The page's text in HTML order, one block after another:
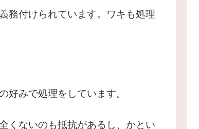
務付けられています。ワキも処理
好みで処理をしています。
くないのも抵抗があるし、かとい